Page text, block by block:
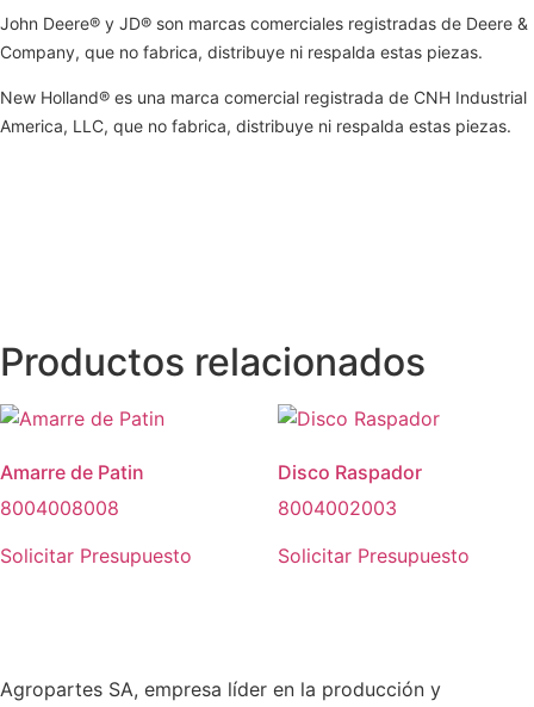
John Deere® y JD® son marcas comerciales registradas de Deere &
Company, que no fabrica, distribuye ni respalda estas piezas.
New Holland® es una marca comercial registrada de CNH Industrial
America, LLC, que no fabrica, distribuye ni respalda estas piezas.
Productos relacionados
Amarre de Patin
8004008008
Solicitar Presupuesto
Disco Raspador
8004002003
Solicitar Presupuesto
Agropartes SA, empresa líder en la producción y